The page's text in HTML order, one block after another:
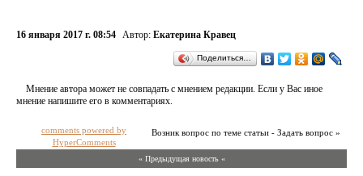
16 января 2017 г. 08:54 Автор: Екатерина Кравец
Поделиться…
Мнение автора может не совпадать с мнением редакции. Если у Вас иное
мнение напишите его в комментариях.
Возник вопрос по теме статьи - Задать вопрос »
comments powered by
HyperComments
« Предыдущая новость «